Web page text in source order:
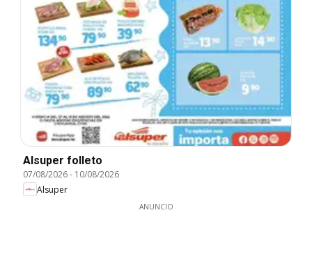
Alsuper folleto
07/08/2026- 10/08/2026
Alsuper
ANUNCIO